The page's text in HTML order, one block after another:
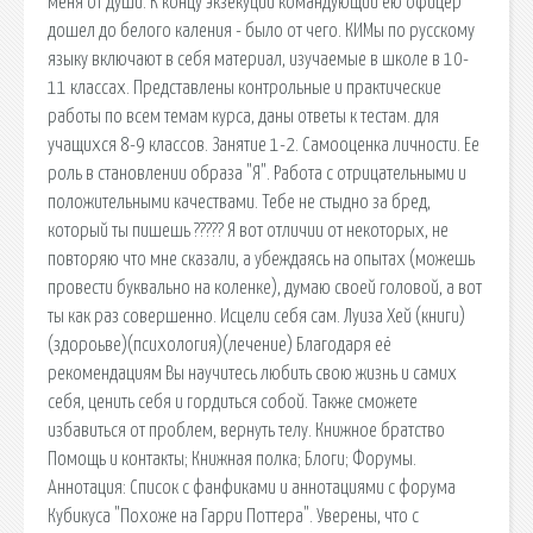
дошел до белого каления - было от чего. КИМы по русскому
языку включают в себя материал, изучаемые в школе в 10-
11 классах. Представлены контрольные и практические
работы по всем темам курса, даны ответы к тестам. для
учащихся 8-9 классов. Занятие 1-2. Самооценка личности. Ее
роль в становлении образа "Я". Работа с отрицательными и
положительными качествами. Тебе не стыдно за бред,
который ты пишешь ????? Я вот отличии от некоторых, не
повторяю что мне сказали, а убеждаясь на опытах (можешь
провести буквально на коленке), думаю своей головой, а вот
ты как раз совершенно. Исцели себя сам. Луиза Хей (книги)
(здороьве)(психология)(лечение) Благодаря её
рекомендациям Вы научитесь любить свою жизнь и самих
себя, ценить себя и гордиться собой. Также сможете
избавиться от проблем, вернуть телу. Книжное братство
Помощь и контакты; Книжная полка; Блоги; Форумы.
Аннотация: Список с фанфиками и аннотациями с форума
Кубикуса "Похоже на Гарри Поттера". Уверены, что с